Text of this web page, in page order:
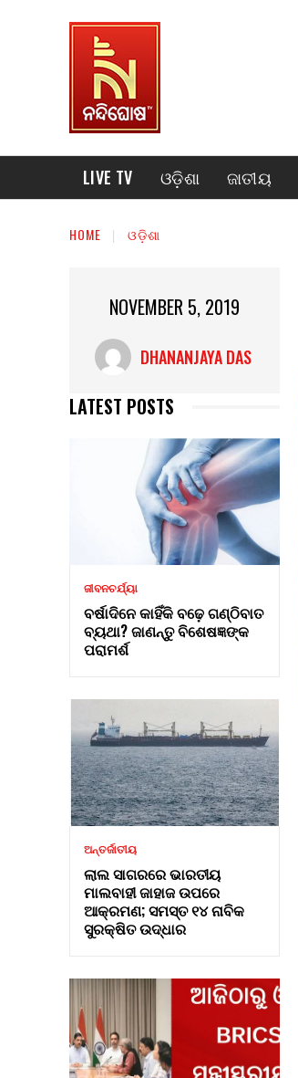
LIVE TV ଓଡ଼ିଶା ଜାତୀୟ
HOME ଓଡ଼ିଶା
NOVEMBER 5, 2019
DHANANJAYA DAS
LATEST POSTS
ଜୀବନଚର୍ଯ୍ୟା
ବର୍ଷାଦିନେ କାହିଁକି ବଢ଼େ ଗଣ୍ଠିବାତ
ବ୍ୟଥା? ଜାଣନ୍ତୁ ବିଶେଷଜ୍ଞଙ୍କ
ପରାମର୍ଶ
ଅନ୍ତର୍ଜାତୀୟ
ଲାଲ ସାଗରରେ ଭାରତୀୟ
ମାଲବାହୀ ଜାହାଜ ଉପରେ
ଆକ୍ରମଣ; ସମସ୍ତ ୧୪ ନାବିକ
ସୁରକ୍ଷିତ ଉଦ୍ଧାର